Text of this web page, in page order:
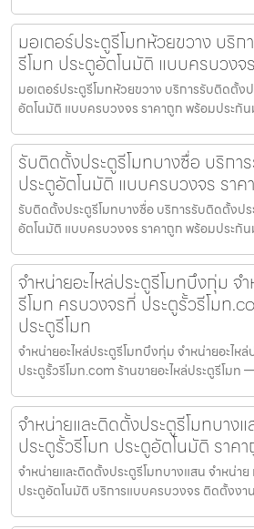
มอเตอร์ประตูรีโมทห้วยขวาง บริ
รีโมท ประตูอัตโนมัติ แบบครบวงจ
มอเตอร์ประตูรีโมทห้วยขวาง บริการรับติดตั้ง
อัตโนมัติ แบบครบวงจร ราคาถูก พร้อมประกัน
รับติดตั้งประตูรีโมทบางซื่อ บริกา
ประตูอัตโนมัติ แบบครบวงจร ราค
รับติดตั้งประตูรีโมทบางซื่อ บริการรับติดตั้งปร
อัตโนมัติ แบบครบวงจร ราคาถูก พร้อมประกัน
จำหน่ายอะไหล่ประตูรีโมทบึงกุ่ม จ
รีโมท ครบวงจรที่ ประตูรั้วรีโมท
ประตูรีโมท
จำหน่ายอะไหล่ประตูรีโมทบึงกุ่ม จำหน่ายอะไห
ประตูรั้วรีโมท.com ร้านขายอะไหล่ประตูรีโม
จำหน่ายและติดตั้งประตูรีโมทบาง
ประตูรั้วรีโมท ประตูอัตโนมัติ ราค
จำหน่ายและติดตั้งประตูรีโมทบางแสน จำหน่าย
ประตูอัตโนมัติ บริการแบบครบวงจร ติดตั้งง